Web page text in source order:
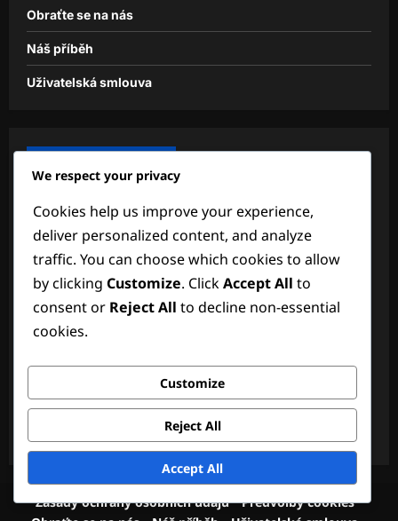
Obraťte se na nás
Náš příběh
Uživatelská smlouva
Speciální předměty, Unikátní GTA$
Týdenní výzvy: Unikátní mise, Bonusové GTA$,
Exkluzivní předměty
Shark Card sezónní akce: Vánoční bonusy, Speciální
předměty, Unikátní odměny
Týdenní časově omezené akce: Speciální bonusy,
Unikátní předměty, Zvýšené GTA$
mise, jedinečné výhody
Zásady ochrany osobních údajů
Předvolby cookies
We respect your privacy
Cookies help us improve your experience,
deliver personalized content, and analyze
traffic. You can choose which cookies to allow
by clicking Customize. ClickAccept All to
consent or Reject All to decline non-essential
cookies.
Customize
Reject All
Accept All